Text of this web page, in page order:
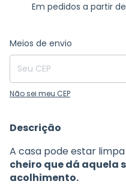
Em pedidos a partir
Entregas para o CEP:
Meios de envio
Não sei meu CEP
Descrição
A casa pode estar
cheiro que dá aquela
acolhimento.